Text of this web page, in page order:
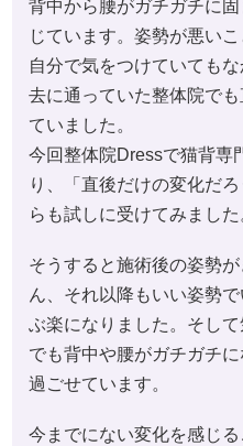
背中から腰がガチガチに
じています。姿勢が悪い
自分で気をつけていても
去に通っていた整体院で
ていました。
今回整体院Dressで猫背専
り、「直後だけの変化だ
らも試しに受けてみました
そうすると施術後の姿勢
ん、それ以降もいい姿勢
ぶ楽になりました。そし
でも背中や腰がガチガチ
過ごせています。
今までにない変化を感じ